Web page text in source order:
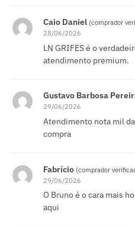
Caio Daniel (comprador
28/06/2026
LN GRIFES é o
atendimento premium.
Gustavo Barbosa
29/06/2026
Atendimento nota mil
compra
Fabrício (comprador
29/06/2026
O Bruno é o cara mais
aqui